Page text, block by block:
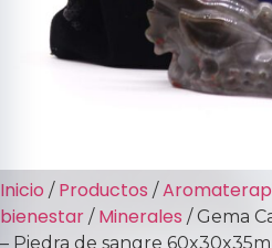
Inicio / Productos /
bienestar / Minerales / Gema
– Piedra de sangre